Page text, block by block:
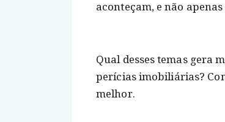
aconteçam, e não
Qual desses temas gera
perícias imobiliárias?
melhor.